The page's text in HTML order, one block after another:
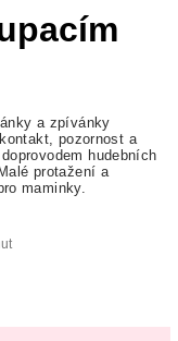
a zpívánky
pozornost a
hudebních
protažení a
maminky.